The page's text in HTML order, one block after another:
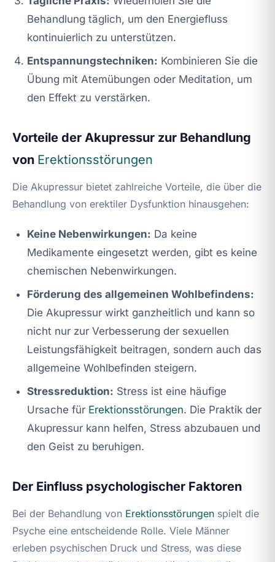
Behandlung täglich, um den Energiefluss
kontinuierlich zu unterstützen.
Entspannungstechniken: Kombinieren Sie die
Übung mit Atemübungen oder Meditation, um
den Effekt zu verstärken.
Vorteile der Akupressur zur Behandlung
von Erektionsstörungen
Die Akupressur bietet zahlreiche Vorteile, die über die
Behandlung von erektiler Dysfunktion hinausgehen:
Keine Nebenwirkungen: Da keine
Medikamente eingesetzt werden, gibt es keine
chemischen Nebenwirkungen.
Förderung des allgemeinen Wohlbefindens:
Die Akupressur wirkt ganzheitlich und kann so
nicht nur zur Verbesserung der sexuellen
Leistungsfähigkeit beitragen, sondern auch das
allgemeine Wohlbefinden steigern.
Stressreduktion: Stress ist eine häufige
Ursache für Erektionsstörungen. Die Praktik der
Akupressur kann helfen, Stress abzubauen und
den Geist zu beruhigen.
Der Einfluss psychologischer Faktoren
Bei der Behandlung von Erektionsstörungen spielt die
Psyche eine entscheidende Rolle. Viele Männer
erleben psychischen Druck und Stress, was diese